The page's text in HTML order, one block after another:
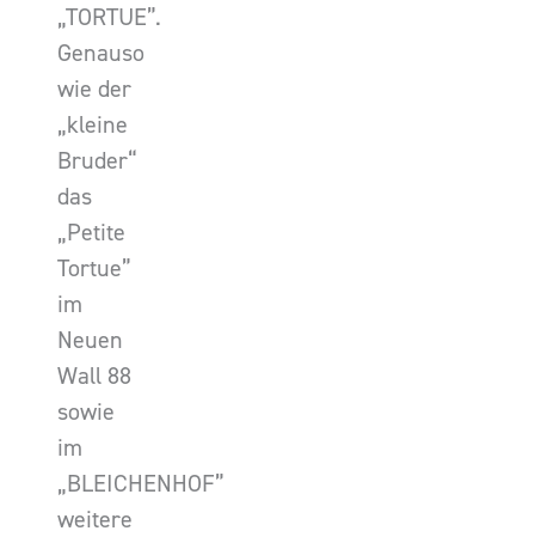
„TORTUE”.
Genauso
wie der
„kleine
Bruder“
das
„Petite
Tortue”
im
Neuen
Wall 88
sowie
im
„BLEICHENHOF”
weitere